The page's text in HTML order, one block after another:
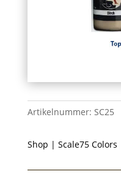
Artikelnummer: SC25
Shop | Scale75 Colors